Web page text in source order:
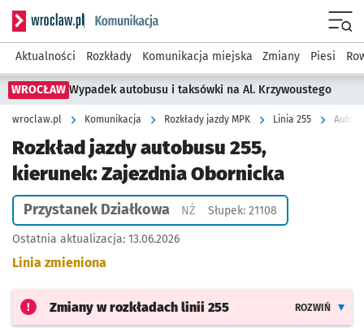
Serwis informacyjny wroclaw.pl podserwis: Komunikacja
Aktualności Rozkłady Komunikacja miejska Zmiany Piesi
WROCŁAW Wypadek autobusu i taksówki na Al. Krzywoustego
wroclaw.pl Komunikacja Rozkłady jazdy MPK Linia 255
Rozkład jazdy autobusu 255,
kierunek: Zajezdnia Obornicka
Przystanek Działkowa NŻPrzystanek na życzenie
Słupek: 21108
Ostatnia aktualizacja: 13.06.2026
Linia zmieniona
Zmiany w rozkładach linii 255 ROZWIŃ